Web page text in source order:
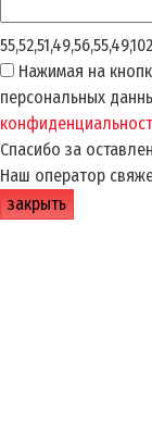
Нажимая на
персональных
Спасибо за
Наш оператор
закрыть